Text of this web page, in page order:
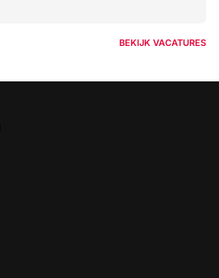
BEKIJK VACATURES